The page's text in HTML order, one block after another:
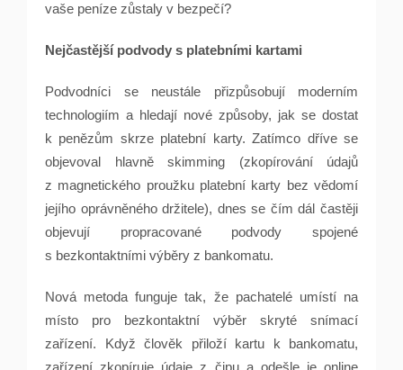
vaše peníze zůstaly v bezpečí?
Nejčastější podvody s platebními kartami
Podvodníci se neustále přizpůsobují moderním
technologiím a hledají nové způsoby, jak se dostat
k penězům skrze platební karty. Zatímco dříve se
objevoval hlavně skimming (zkopírování údajů
z magnetického proužku platební karty bez vědomí
jejího oprávněného držitele), dnes se čím dál častěji
objevují propracované podvody spojené
s bezkontaktními výběry z bankomatu.
Nová metoda funguje tak, že pachatelé umístí na
místo pro bezkontaktní výběr skryté snímací
zařízení. Když člověk přiloží kartu k bankomatu,
zařízení zkopíruje údaje z čipu a odešle je online